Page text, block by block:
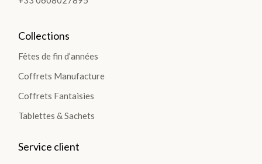
Collections
Fêtes de fin d’années
Coffrets Manufacture
Coffrets Fantaisies
Tablettes & Sachets
Service client